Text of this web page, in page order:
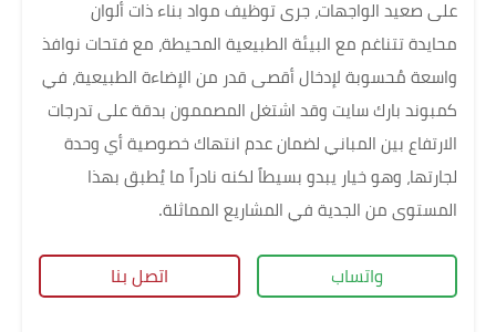
على صعيد الواجهات، جرى توظيف مواد بناء ذات ألوان
محايدة تتناغم مع البيئة الطبيعية المحيطة، مع فتحات نوافذ
واسعة مُحسوبة لإدخال أقصى قدر من الإضاءة الطبيعية، في
كمبوند بارك سايت وقد اشتغل المصممون بدقة على تدرجات
الارتفاع بين المباني لضمان عدم انتهاك خصوصية أي وحدة
لجارتها، وهو خيار يبدو بسيطاً لكنه نادراً ما يُطبق بهذا
المستوى من الجدية في المشاريع المماثلة.
واتساب اتصل بنا